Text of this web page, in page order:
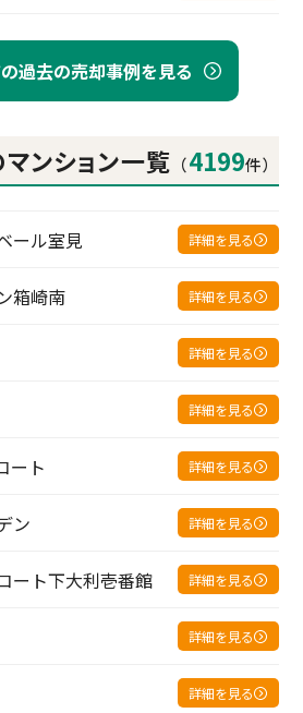
過去の売却事例を見る
マンション一覧 （4199件）
ール室見 詳細を見る
箱崎南 詳細を見る
詳細を見る
詳細を見る
ート 詳細を見る
ン 詳細を見る
ート下大利壱番館 詳細を見る
詳細を見る
詳細を見る